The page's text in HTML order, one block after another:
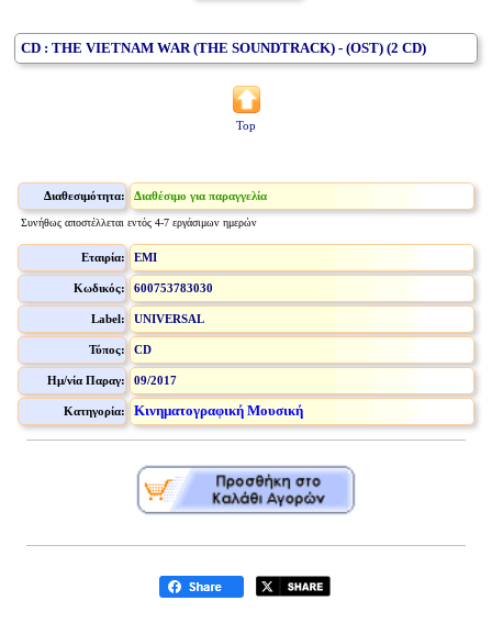
CD : THE VIETNAM WAR (THE SOUNDTRACK) - (OST) (2 CD)
Top
Διαθεσιμότητα: Διαθέσιμο για παραγγελία
Συνήθως αποστέλλεται εντός 4-7 εργάσιμων ημερών
Εταιρία: EMI
Κωδικός: 600753783030
Label: UNIVERSAL
Τύπος: CD
Ημ/νία Παραγ: 09/2017
Κατηγορία: Κινηματογραφική Μουσική